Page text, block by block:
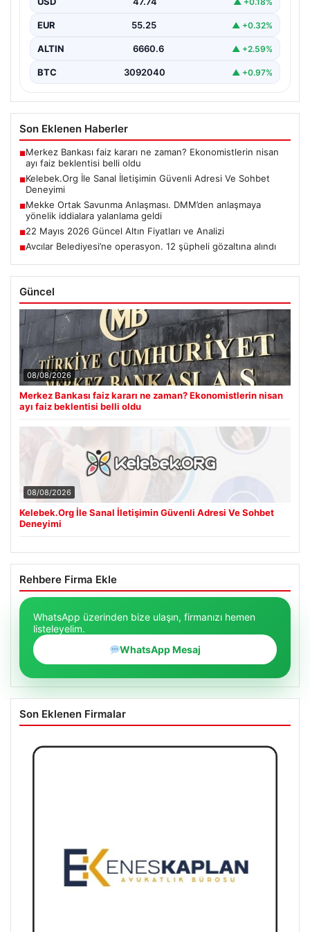
EUR 55.25 ▲ +0.32%
ALTIN 6660.6 ▲ +2.59%
BTC 3092040 ▲ +0.97%
Son Eklenen Haberler
■Merkez Bankası faiz kararı ne zaman? Ekonomistlerin nisan
ayı faiz beklentisi belli oldu
■Kelebek.Org İle Sanal İletişimin Güvenli Adresi Ve Sohbet
Deneyimi
■Mekke Ortak Savunma Anlaşması. DMM’den anlaşmaya
yönelik iddialara yalanlama geldi
■22 Mayıs 2026 Güncel Altın Fiyatları ve Analizi
■Avcılar Belediyesi’ne operasyon. 12 şüpheli gözaltına alındı
Güncel
08/08/2026
Merkez Bankası faiz kararı ne zaman? Ekonomistlerin nisan
ayı faiz beklentisi belli oldu
08/08/2026
Kelebek.Org İle Sanal İletişimin Güvenli Adresi Ve Sohbet
Deneyimi
Rehbere Firma Ekle
WhatsApp üzerinden bize ulaşın, firmanızı hemen
listeleyelim.
WhatsApp Mesaj
Son Eklenen Firmalar